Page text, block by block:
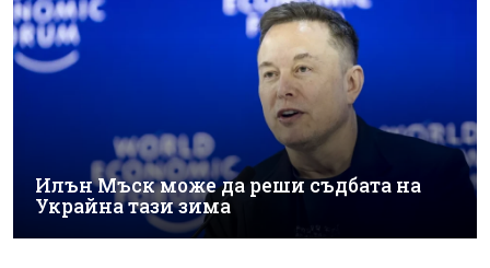
Илън Мъск може да реши съдбата на
Украйна тази зима